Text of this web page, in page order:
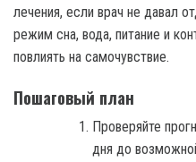
лечения, если врач не давал
режим сна, вода, питание и
повлиять на самочувствие.
Пошаговый план
Проверяйте
дня до